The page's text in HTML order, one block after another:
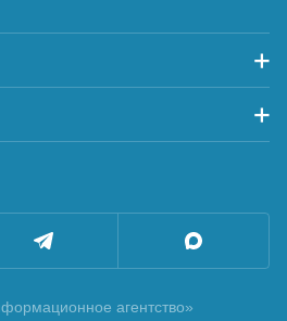
агентство»